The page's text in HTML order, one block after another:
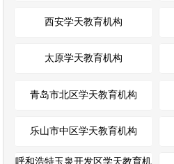
西安学天教育机构
太原学天教育机构
青岛市北区学天教育机构
乐山市中区学天教育机构
呼和浩特玉泉开发区学天教育机